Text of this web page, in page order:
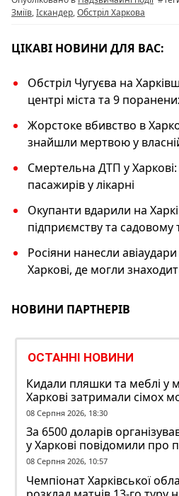
o
k
p
Зміїв,Іскандер,Обстріл Харкова
ЦІКАВІ НОВИНИ ДЛЯ ВАС:
Обстріл Чугуєва на
центрі міста та 9
Жорстоке вбивство в
знайшли мертвою у
Смертельна ДТП у Харкові:
пасажирів у лікарні
Окупанти вдарили на
підприємству та садовому
Росіяни нанесли
Харкові, де могли
НОВИНИ ПАРТНЕРІВ
ОСТАННІ НОВИНИ
Кидали пляшки та меблі у
Харкові затримали сімох
у гуртожитку
08 Серпня 2026, 18:30
За 6500 доларів
у Харкові повідомили про
ексзавідувачу психлікарні
08 Серпня 2026, 10:57
Чемпіонат Харківської